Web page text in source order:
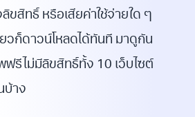
ขสิทธิ์ หรือเสียค่าใช้จ่ายใด ๆ
วก็ดาวน์โหลดได้ทันที มาดูกัน
ฟรีไม่มีลิขสิทธิ์ทั้ง 10 เว็บไซต์
บ้าง